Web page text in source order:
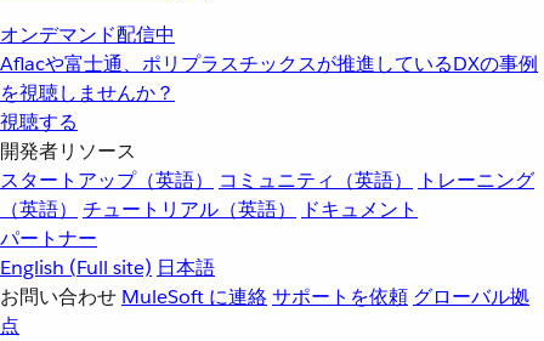
オンデマンド配信中
Aflacや富士通、ポリプラスチックスが推進しているDXの事例
を視聴しませんか？
視聴する
開発者リソース
スタートアップ（英語）
コミュニティ（英語）
トレーニング
（英語）
チュートリアル（英語）
ドキュメント
パートナー
English (Full site) 日本語
お問い合わせ MuleSoft に連絡サポートを依頼 グローバル拠
点